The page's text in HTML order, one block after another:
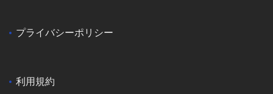
プライバシーポリシー
利用規約